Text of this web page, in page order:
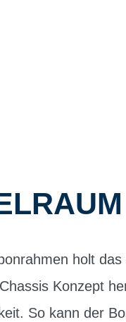
holt
Konzept
So kann der